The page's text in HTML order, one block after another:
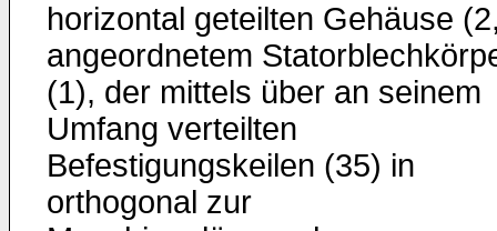
horizontal geteilten Gehäuse
angeordnetem
(1), der mittels über an seinem
Umfang verteilten
Befestigungskeilen (35) in
orthogonal zur